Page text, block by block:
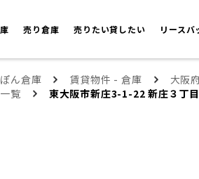
売り倉庫 売りたい貸したい リースバ
ん倉庫 賃貸物件 - 倉庫
大阪
覧
東大阪市新庄3-1-22 新庄３丁